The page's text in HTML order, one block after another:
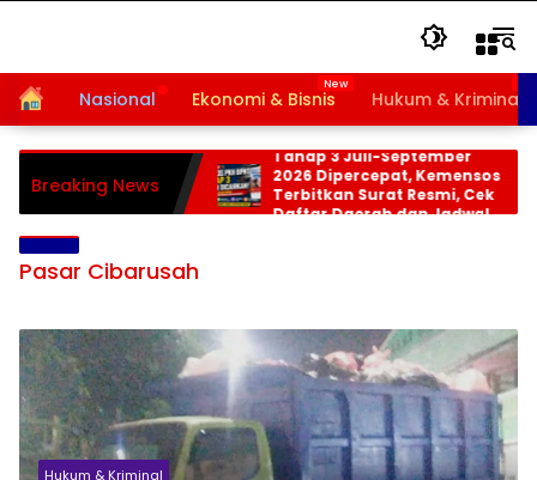
HomeNasional Ekonomi & Bisnis Hukum & Kriminal
Breaking News
Bansos PKH dan BPNT
Tahap 3 Juli-September
2026 Dipercepat, Kemensos
Terbitkan Surat Resmi, Cek
Daftar Daerah dan Jadwal
Pasar Cibarusah
Hukum & Kriminal